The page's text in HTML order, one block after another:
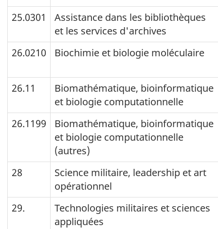
25.0301
Assistance dans les bibliothèques
et les services d'archives
26.0210
Biochimie et biologie moléculaire
26.11
Biomathématique, bioinformatique
et biologie computationnelle
26.1199
Biomathématique, bioinformatique
et biologie computationnelle
(autres)
28
Science militaire, leadership et art
opérationnel
29.
Technologies militaires et sciences
appliquées